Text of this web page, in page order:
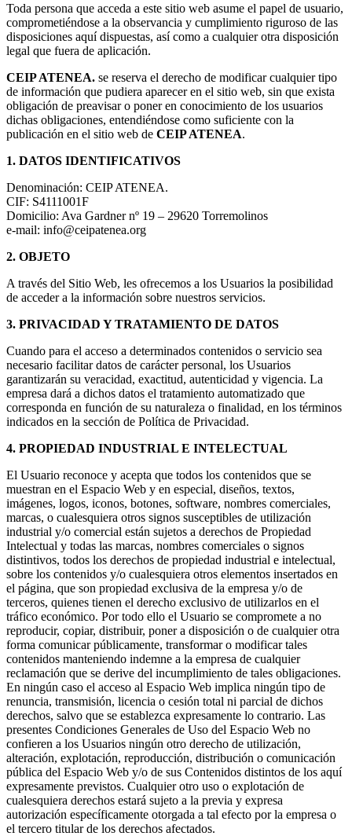
Toda persona que acceda a este sitio web asume el papel de usuario,
comprometiéndose a la observancia y cumplimiento riguroso de las
disposiciones aquí dispuestas, así como a cualquier otra disposición
legal que fuera de aplicación.
CEIP ATENEA. se reserva el derecho de modificar cualquier tipo
de información que pudiera aparecer en el sitio web, sin que exista
obligación de preavisar o poner en conocimiento de los usuarios
dichas obligaciones, entendiéndose como suficiente con la
publicación en el sitio web de CEIP ATENEA.
1. DATOS IDENTIFICATIVOS
Denominación: CEIP ATENEA.
CIF: S4111001F
Domicilio: Ava Gardner nº 19 – 29620 Torremolinos
e-mail: info@ceipatenea.org
2. OBJETO
A través del Sitio Web, les ofrecemos a los Usuarios la posibilidad
de acceder a la información sobre nuestros servicios.
3. PRIVACIDAD Y TRATAMIENTO DE DATOS
Cuando para el acceso a determinados contenidos o servicio sea
necesario facilitar datos de carácter personal, los Usuarios
garantizarán su veracidad, exactitud, autenticidad y vigencia. La
empresa dará a dichos datos el tratamiento automatizado que
corresponda en función de su naturaleza o finalidad, en los términos
indicados en la sección de Política de Privacidad.
4. PROPIEDAD INDUSTRIAL E INTELECTUAL
El Usuario reconoce y acepta que todos los contenidos que se
muestran en el Espacio Web y en especial, diseños, textos,
imágenes, logos, iconos, botones, software, nombres comerciales,
marcas, o cualesquiera otros signos susceptibles de utilización
industrial y/o comercial están sujetos a derechos de Propiedad
Intelectual y todas las marcas, nombres comerciales o signos
distintivos, todos los derechos de propiedad industrial e intelectual,
sobre los contenidos y/o cualesquiera otros elementos insertados en
el página, que son propiedad exclusiva de la empresa y/o de
terceros, quienes tienen el derecho exclusivo de utilizarlos en el
tráfico económico. Por todo ello el Usuario se compromete a no
reproducir, copiar, distribuir, poner a disposición o de cualquier otra
forma comunicar públicamente, transformar o modificar tales
contenidos manteniendo indemne a la empresa de cualquier
reclamación que se derive del incumplimiento de tales obligaciones.
En ningún caso el acceso al Espacio Web implica ningún tipo de
renuncia, transmisión, licencia o cesión total ni parcial de dichos
derechos, salvo que se establezca expresamente lo contrario. Las
presentes Condiciones Generales de Uso del Espacio Web no
confieren a los Usuarios ningún otro derecho de utilización,
alteración, explotación, reproducción, distribución o comunicación
pública del Espacio Web y/o de sus Contenidos distintos de los aquí
expresamente previstos. Cualquier otro uso o explotación de
cualesquiera derechos estará sujeto a la previa y expresa
autorización específicamente otorgada a tal efecto por la empresa o
el tercero titular de los derechos afectados.